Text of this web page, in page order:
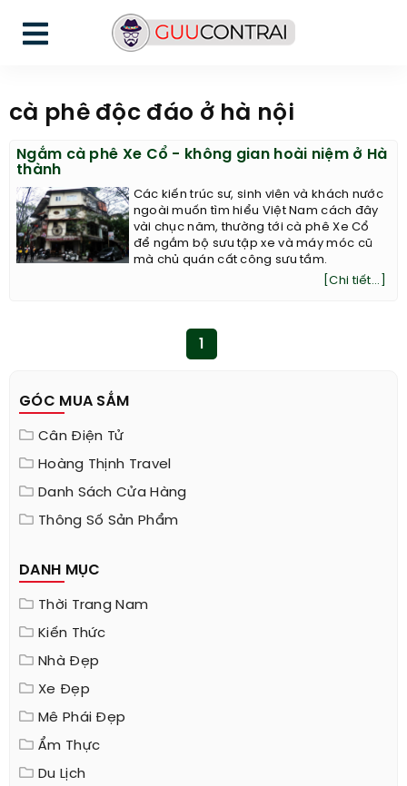
cà phê độc đáo ở hà nội
Ngắm cà phê Xe Cổ - không gian hoài niệm ở Hà
thành
Các kiến trúc sư, sinh viên và khách nước
ngoài muốn tìm hiểu Việt Nam cách đây
vài chục năm, thường tới cà phê Xe Cổ
để ngắm bộ sưu tập xe và máy móc cũ
mà chủ quán cất công sưu tầm.
[Chi tiết...]
GÓC MUA SẮM
Cân Điện Tử
Hoàng Thịnh Travel
Danh Sách Cửa Hàng
Thông Số Sản Phẩm
DANH MỤC
Thời Trang Nam
Kiến Thức
Nhà Đẹp
Xe Đẹp
Mê Phái Đẹp
Ẩm Thực
Du Lịch